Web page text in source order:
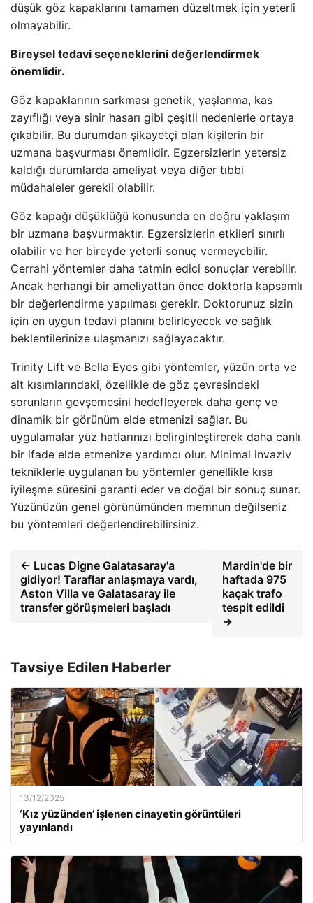
düşük göz kapaklarını tamamen düzeltmek için yeterli
olmayabilir.
Bireysel tedavi seçeneklerini değerlendirmek
önemlidir.
Göz kapaklarının sarkması genetik, yaşlanma, kas
zayıflığı veya sinir hasarı gibi çeşitli nedenlerle ortaya
çıkabilir. Bu durumdan şikayetçi olan kişilerin bir
uzmana başvurması önemlidir. Egzersizlerin yetersiz
kaldığı durumlarda ameliyat veya diğer tıbbi
müdahaleler gerekli olabilir.
Göz kapağı düşüklüğü konusunda en doğru yaklaşım
bir uzmana başvurmaktır. Egzersizlerin etkileri sınırlı
olabilir ve her bireyde yeterli sonuç vermeyebilir.
Cerrahi yöntemler daha tatmin edici sonuçlar verebilir.
Ancak herhangi bir ameliyattan önce doktorla kapsamlı
bir değerlendirme yapılması gerekir. Doktorunuz sizin
için en uygun tedavi planını belirleyecek ve sağlık
beklentilerinize ulaşmanızı sağlayacaktır.
Trinity Lift ve Bella Eyes gibi yöntemler, yüzün orta ve
alt kısımlarındaki, özellikle de göz çevresindeki
sorunların gevşemesini hedefleyerek daha genç ve
dinamik bir görünüm elde etmenizi sağlar. Bu
uygulamalar yüz hatlarınızı belirginleştirerek daha canlı
bir ifade elde etmenize yardımcı olur. Minimal invaziv
tekniklerle uygulanan bu yöntemler genellikle kısa
iyileşme süresini garanti eder ve doğal bir sonuç sunar.
Yüzünüzün genel görünümünden memnun değilseniz
bu yöntemleri değerlendirebilirsiniz.
← Lucas Digne Galatasaray'a
gidiyor! Taraflar anlaşmaya vardı,
Aston Villa ve Galatasaray ile
transfer görüşmeleri başladı
Mardin'de bir
haftada 975
kaçak trafo
tespit edildi
→
Tavsiye Edilen Haberler
13/12/2025
‘Kız yüzünden’ işlenen cinayetin görüntüleri
yayınlandı